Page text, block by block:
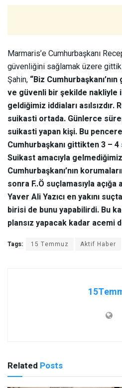
Marmaris’e Cumhurbaşkanı
güvenliğini sağlamak üzere
Şahin, “Biz
ve güvenli bir şekilde nakliyle
geldiğimiz iddiaları asılsızdır.
suikasti ortada. Günlerce
suikasti yapan kişi. Bu
Cumhurbaşkanı gittikten 3 –
Suikast amacıyla
Cumhurbaşkanı’nın
sonra F..Ö suçlamasıyla açığa
Yaver Ali Yazıcı en yakını
birisi de bunu yapabilirdi. Bu
plansız yapacak kadar acemi
Tags: 15 Temmuz Aktif Haber
Related Posts